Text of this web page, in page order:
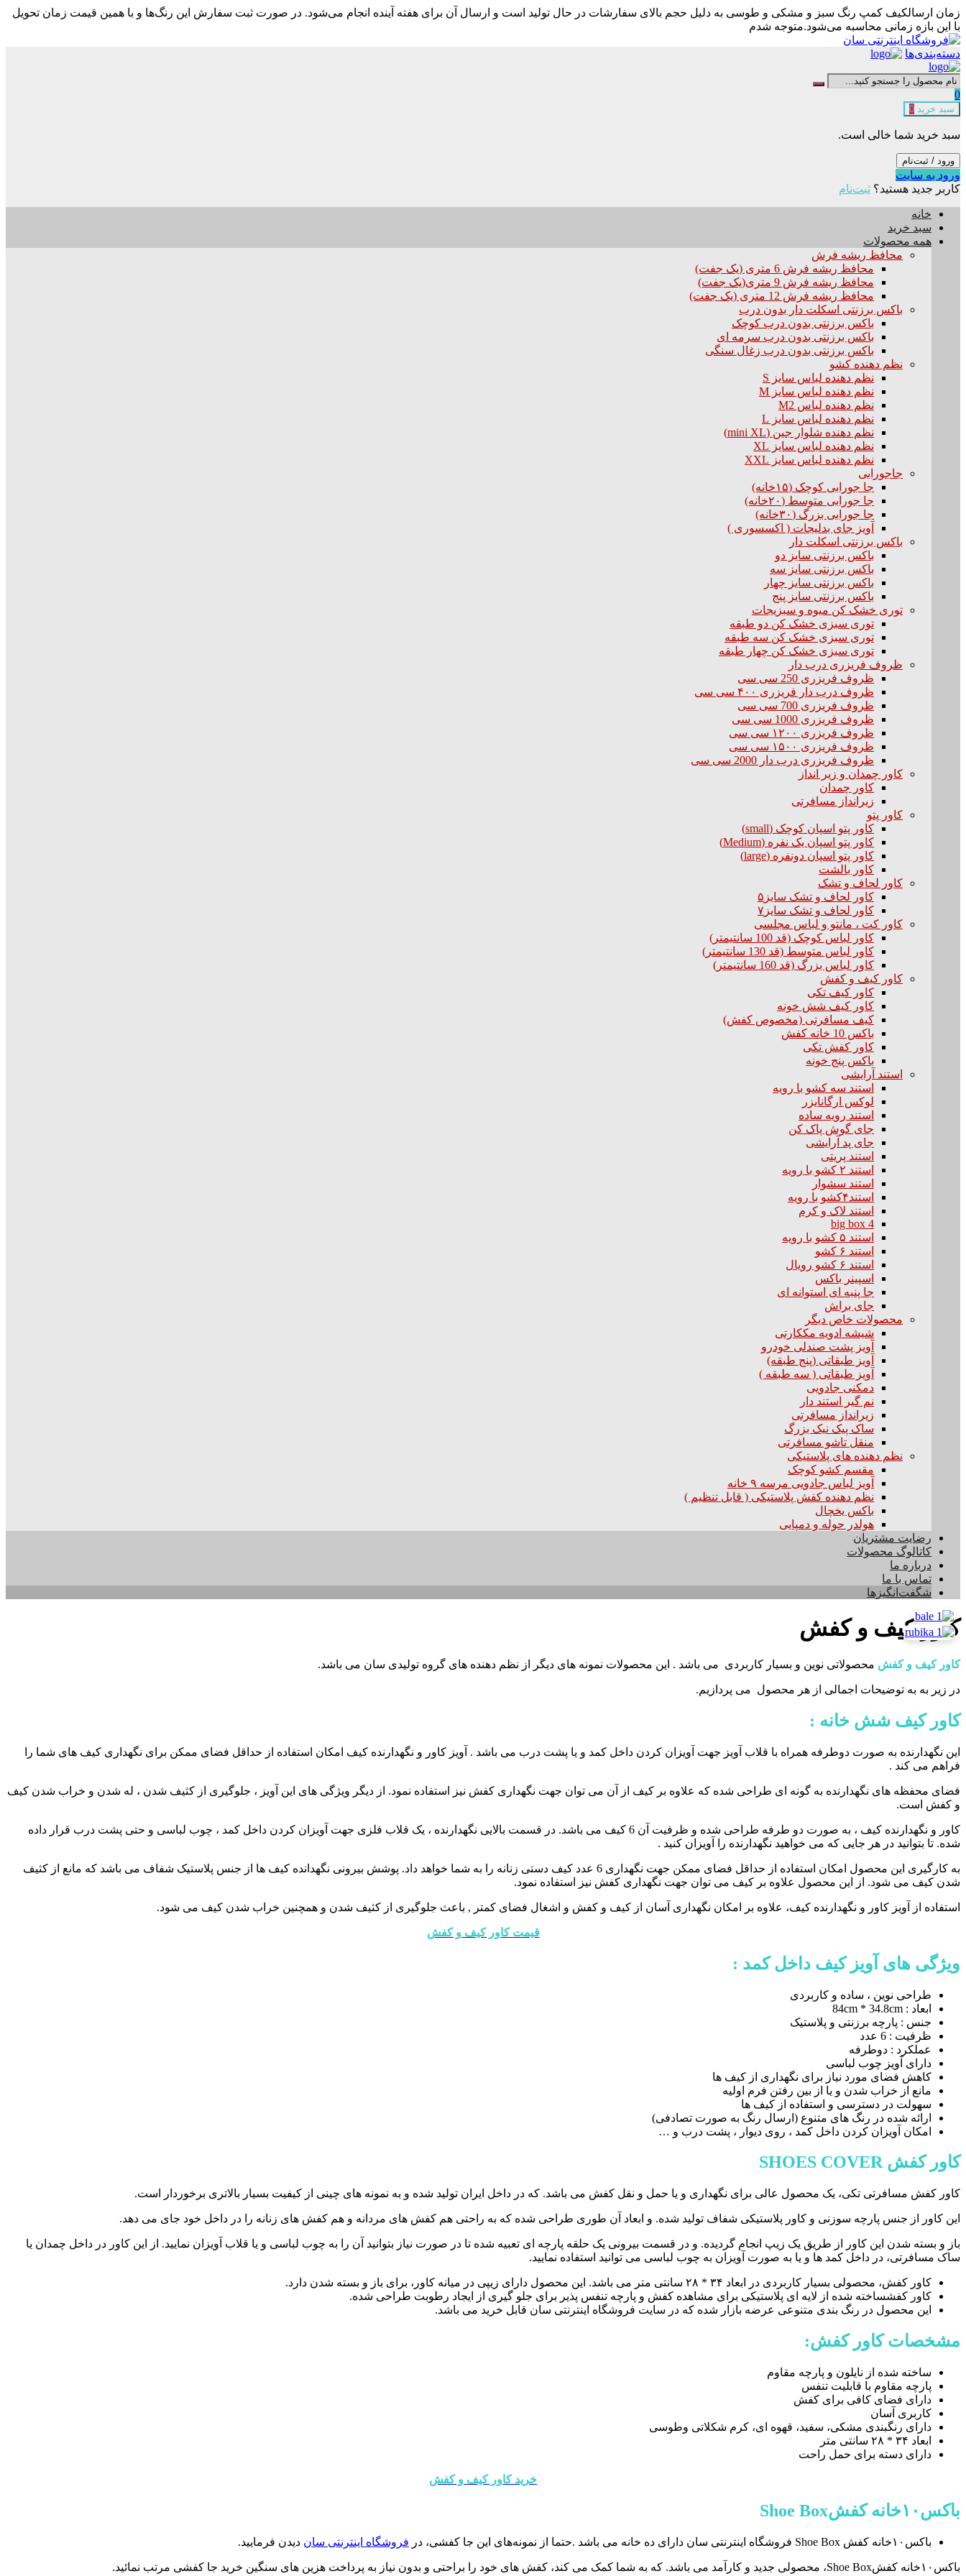
زمان ارسالکیف کمپ رنگ سبز و مشکی و طوسی به دلیل حجم بالای سفارشات در حال تولید است و ارسال آن برای هفته آینده انجام می‌شود. در صورت ثبت سفارش این رنگ‌ها و با همین قیمت زمان تحویل
با این بازه زمانی محاسبه می‌شود.متوجه شدم
دسته‌بندی‌ها
0
سبد خرید 0
سبد خرید شما خالی است.
ورود / ثبت‌نام
ورود به سایت
کاربر جدید هستید؟ ثبت‌نام
خانه
سبد خرید
همه محصولات
محافظ ریشه فرش
محافظ ریشه فرش 6 متری (یک جفت)
محافظ ریشه فرش 9 متری(یک جفت)
محافظ ریشه فرش 12 متری (یک جفت)
باکس برزنتی اسکلت دار بدون درب
باکس برزنتی بدون درب کوچک
باکس برزنتی بدون درب سرمه ای
باکس برزنتی بدون درب زغال سنگی
نظم دهنده کشو
نظم دهنده لباس سایز S
نظم دهنده لباس سایز M
نظم دهنده لباس M2
نظم دهنده لباس سایز L
نظم دهنده شلوار جین (mini XL)
نظم دهنده لباس سایز XL
نظم دهنده لباس سایز XXL
جاجورابی
جا جورابی کوچک (۱۵خانه)
جا جورابی متوسط (۲۰خانه)
جا جورابی بزرگ (۳۰خانه)
آویز جای بدلیجات ( اکسسوری )
باکس برزنتی اسکلت دار
باکس برزنتی سایز دو
باکس برزنتی سایز سه
باکس برزنتی سایز چهار
باکس برزنتی سایز پنج
توری خشک کن میوه و سبزیجات
توری سبزی خشک کن دو طبقه
توری سبزی خشک کن سه طبقه
توری سبزی خشک کن چهار طبقه
ظروف فریزری درب دار
ظروف فریزری 250 سی سی
ظروف درب دار فریزری ۴۰۰ سی سی
ظروف فریزری 700 سی سی
ظروف فریزری 1000 سی سی
ظروف فریزری ۱۲۰۰ سی سی
ظروف فریزری ۱۵۰۰ سی سی
ظروف فریزری درب دار 2000 سی سی
کاور چمدان و زیر انداز
کاور چمدان
زیرانداز مسافرتی
کاور پتو
کاور پتو اسپان کوچک (small)
کاور پتو اسپان یک نفره (Medium)
کاور پتو اسپان دونفره (large)
کاور بالشت
کاور لحاف و تشک
کاور لحاف و تشک سایز۵
کاور لحاف و تشک سایز۷
کاور کت ، مانتو و لباس مجلسی
کاور لباس کوچک (قد 100 سانتیمتر)
کاور لباس متوسط (قد 130 سانتیمتر)
کاور لباس بزرگ (قد 160 سانتیمتر)
کاور کیف و کفش
کاور کیف تکی
کاور کیف شش خونه
کیف مسافرتی (مخصوص کفش)
باکس 10 خانه کفش
کاور کفش تکی
باکس پنج خونه
استند آرایشی
استند سه کشو با رویه
لوکس ارگانایزر
استند رویه ساده
جای گوش پاک کن
جای پد آرایشی
استند پریتی
استند ۲ کشو با رویه
استند سشوار
استند۴کشو با رویه
استند لاک و کرم
big box 4
استند ۵ کشو با رویه
استند ۶ کشو
استند ۶ کشو رویال
اسپینر باکس
جا پنبه ای استوانه ای
جای براش
محصولات خاص دیگر
شیشه ادویه مککارتی
آویز پشت صندلی خودرو
آویز طبقاتی (پنج طبقه)
آویز طبقاتی ( سه طبقه )
دمکنی جادویی
نم گیر استند دار
زیرانداز مسافرتی
ساک پیک نیک بزرگ
منقل تاشو مسافرتی
نظم دهنده های پلاستیکی
مقسم کشو کوچک
آویز لباس جادویی مرسه ۹ خانه
نظم دهنده کفش پلاستیکی ( قابل تنظیم )
باکس یخچال
هولدر حوله و دمپایی
رضایت مشتریان
کاتالوگ محصولات
درباره ما
تماس با ما
شگفت‌انگیزها
کاور کیف و کفش
کاور کیف و کفش محصولاتی نوین و بسیار کاربردی می باشد . این محصولات نمونه های دیگر از نظم دهنده های گروه تولیدی سان می باشد.
در زیر به به توضیحات اجمالی از هر محصول می پردازیم.
کاور کیف شش خانه :
این نگهدارنده به صورت دوطرفه همراه با قلاب آویز جهت آویزان کردن داخل کمد و یا پشت درب می باشد . آویز کاور و نگهدارنده کیف امکان استفاده از حداقل فضای ممکن برای نگهداری کیف های شما را
فراهم می کند .
فضای محفظه های نگهدارنده به گونه ای طراحی شده که علاوه بر کیف از آن می توان جهت نگهداری کفش نیز استفاده نمود. از دیگر ویژگی های این آویز ، جلوگیری از کثیف شدن ، له شدن و خراب شدن کیف
و کفش است.
کاور و نگهدارنده کیف ، به صورت دو طرفه طراحی شده و ظرفیت آن 6 کیف می باشد. در قسمت بالایی نگهدارنده ، یک قلاب فلزی جهت آویزان کردن داخل کمد ، چوب لباسی و حتی پشت درب قرار داده
شده. تا بتوانید در هر جایی که می خواهید نگهدارنده را آویزان کنید .
به کارگیری این محصول امکان استفاده از حداقل فضای ممکن جهت نگهداری 6 عدد کیف دستی زنانه را به شما خواهد داد. پوشش بیرونی نگهدانده کیف ها از جنس پلاستیک شفاف می باشد که مانع از کثیف
شدن کیف می شود. از این محصول علاوه بر کیف می توان جهت نگهداری کفش نیز استفاده نمود.
استفاده از آویز کاور و نگهدارنده کیف، علاوه بر امکان نگهداری آسان از کیف و کفش و اشغال فضای کمتر , باعث جلوگیری از کثیف شدن و همچنین خراب شدن کیف می شود.
قیمت کاور کیف و کفش
ویژگی های آویز کیف داخل کمد :
طراحی نوین ، ساده و کاربردی
ابعاد : 84cm * 34.8cm
جنس : پارچه برزنتی و پلاستیک
ظرفیت : 6 عدد
عملکرد : دوطرفه
دارای آویز چوب لباسی
کاهش فضای مورد نیاز برای نگهداری از کیف ها
مانع از خراب شدن و یا از بین رفتن فرم اولیه
سهولت در دسترسی و استفاده از کیف ها
ارائه شده در رنگ های متنوع (ارسال رنگ به صورت تصادفی)
امکان آویزان کردن داخل کمد ، روی دیوار ، پشت درب و …
کاور کفش SHOES COVER
کاور کفش مسافرتی تکی، یک محصول عالی برای نگهداری و یا حمل و نقل کفش می باشد. که در داخل ایران تولید شده و به نمونه های چینی از کیفیت بسیار بالاتری برخوردار است.
این کاور از جنس پارچه سوزنی و کاور پلاستیکی شفاف تولید شده. و ابعاد آن طوری طراحی شده که به راحتی هم کفش های مردانه و هم کفش های زنانه را در داخل خود جای می دهد.
باز و بسته شدن این کاور از طریق یک زیپ انجام گردیده. و در قسمت بیرونی یک حلقه پارچه ای تعبیه شده تا در صورت نیاز بتوانید آن را به چوب لباسی و یا قلاب آویزان نمایید. از این کاور در داخل چمدان یا
ساک مسافرتی، در داخل کمد ها و یا به صورت آویزان به چوب لباسی می توانید استفاده نمایید.
کاور کفش، محصولی بسیار کاربردی در ابعاد ۳۴ * ۲۸ سانتی متر می باشد. این محصول دارای زیپی در میانه کاور، برای باز و بسته شدن دارد.
کاور کفشساخته شده از لایه ای پلاستیکی برای مشاهده کفش و پارچه تنفس پذیر برای جلو گیری از ایجاد رطوبت طراحی شده.
این محصول در رنگ بندی متنوعی عرضه بازار شده که در سایت فروشگاه اینترنتی سان قابل خرید می باشد.
مشخصات کاور کفش:
ساخته شده از نایلون و پارچه مقاوم
پارچه مقاوم با قابلیت تنفس
دارای فضای کافی برای کفش
کاربری آسان
دارای رنگبندی مشکی، سفید، قهوه ای، کرم شکلاتی وطوسی
ابعاد ۳۴ * ۲۸ سانتی متر
دارای دسته برای حمل راحت
خرید کاور کیف و کفش
باکس۱۰خانه کفش Shoe Box
باکس۱۰خانه کفش Shoe Box فروشگاه اینترنتی سان دارای ده خانه می باشد .حتما از نمونه‌های این جا کفشی، در فروشگاه اینترنتی سان دیدن فرمایید.
باکس۱۰خانه کفشShoe Box، محصولی جدید و کارآمد می باشد. که به شما کمک می کند، کفش های خود را براحتی و بدون نیاز به پرداخت هزین های سنگین خرید جا کفشی مرتب نمائید.